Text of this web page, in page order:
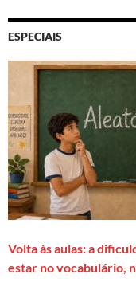
ESPECIAIS
Volta às aulas: a
estar no vocabulário,